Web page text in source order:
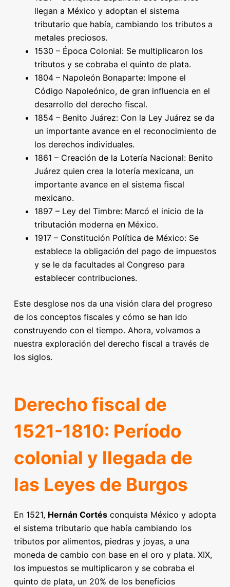
llegan a México y adoptan el sistema
tributario que había, cambiando los tributos a
metales preciosos.
1530 – Época Colonial: Se multiplicaron los
tributos y se cobraba el quinto de plata.
1804 – Napoleón Bonaparte: Impone el
Código Napoleónico, de gran influencia en el
desarrollo del derecho fiscal.
1854 – Benito Juárez: Con la Ley Juárez se da
un importante avance en el reconocimiento de
los derechos individuales.
1861 – Creación de la Lotería Nacional: Benito
Juárez quien crea la lotería mexicana, un
importante avance en el sistema fiscal
mexicano.
1897 – Ley del Timbre: Marcó el inicio de la
tributación moderna en México.
1917 – Constitución Política de México: Se
establece la obligación del pago de impuestos
y se le da facultades al Congreso para
establecer contribuciones.
Este desglose nos da una visión clara del progreso
de los conceptos fiscales y cómo se han ido
construyendo con el tiempo. Ahora, volvamos a
nuestra exploración del derecho fiscal a través de
los siglos.
Derecho fiscal de
1521-1810: Período
colonial y llegada de
las Leyes de Burgos
En 1521, Hernán Cortésconquista México y adopta
el sistema tributario que había cambiando los
tributos por alimentos, piedras y joyas, a una
moneda de cambio con base en el oro y plata. XIX,
los impuestos se multiplicaron y se cobraba el
quinto de plata, un 20% de los beneficios